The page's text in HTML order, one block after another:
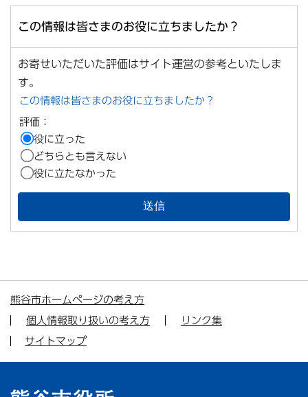
この情報は皆さまのお役に立ちましたか？
お寄せいただいた評価はサイト運営の参考といたしま
す。
この情報は皆さまのお役に立ちましたか？
評価：
役に立った
どちらとも言えない
役に立たなかった
熊谷市ホームページの考え方
個人情報取り扱いの考え方
リンク集
サイトマップ